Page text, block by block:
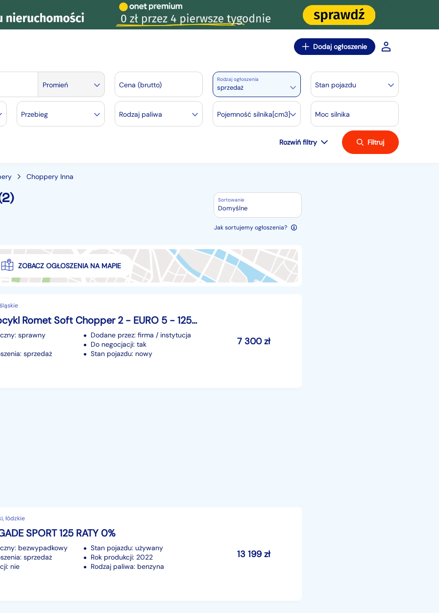
Dodaj ogłoszenie
Promień Cena (brutto)
Rodzaj ogłoszenia
sprzedaż Stan pojazdu
Przebieg Rodzaj paliwa Pojemność silnika[cm3] Moc silnika
Rozwiń filtry Filtruj
Choppery Inna
Sortowanie
Domyślne
Jak sortujemy ogłoszenia?
ZOBACZ OGŁOSZENIA NA MAPIE
Inna Motocykl Romet Soft Chopper 2 - EURO 5 - 125cc
sprawny
sprzedaż
Dodane przez: firma / instytucja
Do negocjacji: tak
Stan pojazdu: nowy
7 300zł
łódzkie
SPORT 125 RATY 0%
bezwypadkowy
sprzedaż
nie
Stan pojazdu: używany
Rok produkcji: 2022
Rodzaj paliwa: benzyna
13 199 zł